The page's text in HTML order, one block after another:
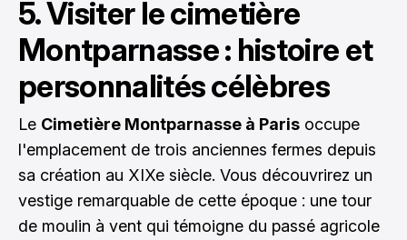
5. Visiter le cimetière
Montparnasse : histoire et
personnalités célèbres
Le Cimetière Montparnasse à Paris occupe
l'emplacement de trois anciennes fermes depuis
sa création au XIXe siècle. Vous découvrirez un
vestige remarquable de cette époque : une tour
de moulin à vent qui témoigne du passé agricole